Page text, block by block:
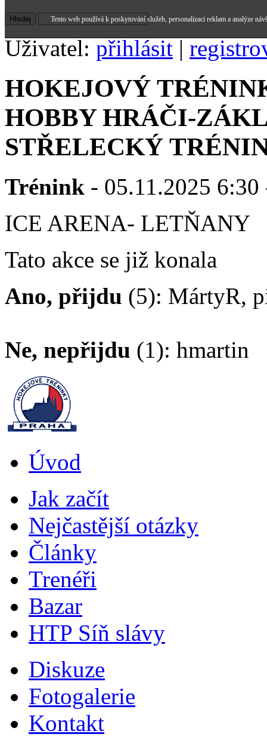
Uživatel: přihlásit |
HOKEJOVÝ
HOBBY HRÁČI-
STŘELECKÝ
Trénink - 05.11.2025 6:30
ICE ARENA- LETŇANY
Tato akce se již konala
Ano, přijdu (5): MártyR,
Ne, nepřijdu (1): hmartin
Úvod
Jak začít
Nejčastější otázky
Články
Trenéři
Bazar
HTP Síň slávy
Diskuze
Fotogalerie
Kontakt
Tento web používá k poskytování služeb, personalizaci reklam a analýze